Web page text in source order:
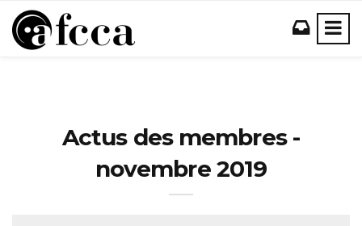
Actus des membres -
novembre 2019